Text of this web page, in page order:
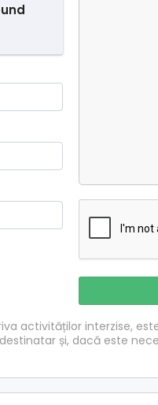
activităților interzise,
și, dacă este